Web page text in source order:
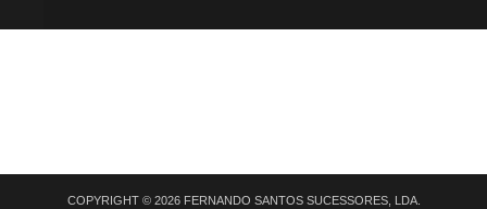
COPYRIGHT © 2026 FERNANDO SANTOS SUCESSORES, LDA.